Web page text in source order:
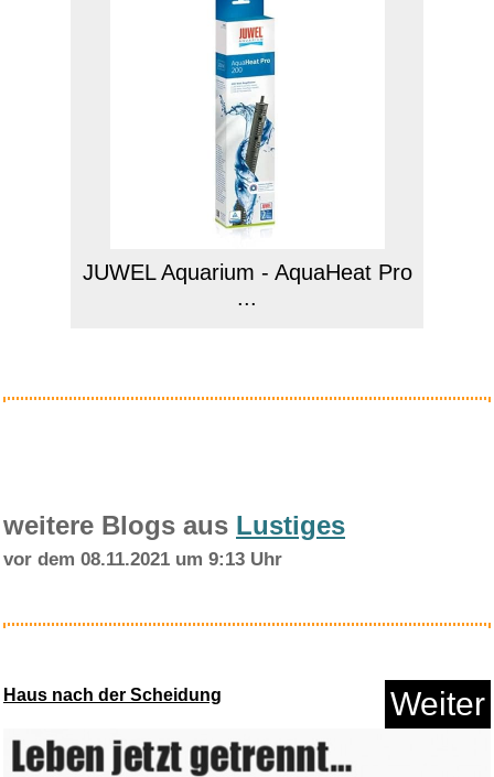
JUWEL Aquarium - AquaHeat Pro
...
weitere Blogs aus Lustiges
vor dem 08.11.2021 um 9:13 Uhr
Haus nach der Scheidung Weiter